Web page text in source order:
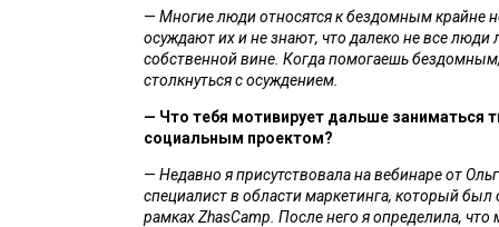
— Многие люди относятся к бездомным крайне
осуждают их и не знают, что далеко не все
собственной вине. Когда помогаешь
столкнуться с осуждением.
— Что тебя мотивирует дальше заниматься
социальным проектом?
— Недавно я присутствовала на вебинаре от
специалист в области маркетинга, который был
рамках ZhasCamp. После него я определила,